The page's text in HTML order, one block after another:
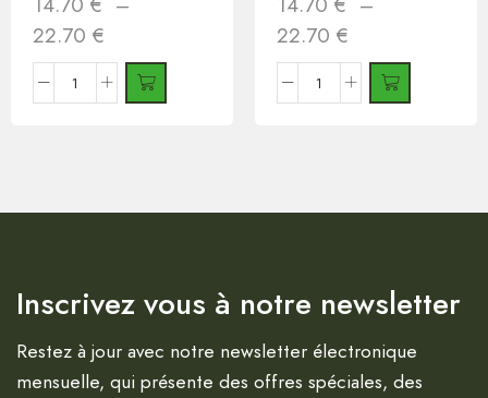
22.70 €
22.70 €
Inscrivez vous à notre newsletter
Restez à jour avec notre newsletter électronique
mensuelle, qui présente des offres spéciales, des